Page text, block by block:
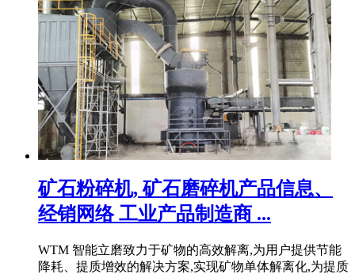
矿石粉碎机, 矿石磨碎机产品信息、
经销网络 工业产品制造商 ...
WTM 智能立磨致力于矿物的高效解离,为用户提供节能
降耗、提质增效的解决方案,实现矿物单体解离化,为提质